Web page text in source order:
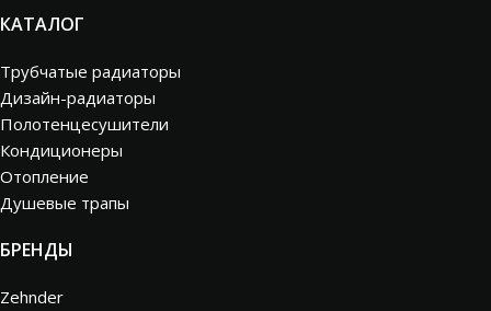
КАТАЛОГ
Трубчатые радиаторы
Дизайн-радиаторы
Полотенцесушители
Кондиционеры
Отопление
Душевые трапы
БРЕНДЫ
Zehnder